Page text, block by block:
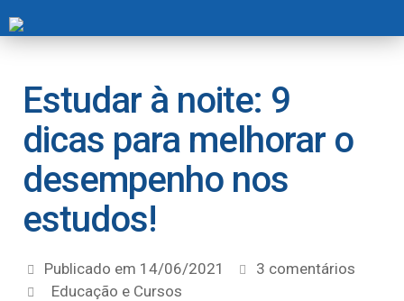
Estudar à noite: 9
dicas para melhorar o
desempenho nos
estudos!
Publicado em 14/06/2021
3 comentários
Educação e Cursos